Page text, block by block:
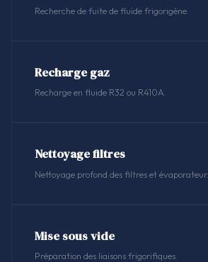
Recherche de fuite de fluide frigorigène.
Recharge gaz
Recharge en fluide R32 ou R410A.
Nettoyage filtres
Nettoyage profond des filtres et évaporateur.
Mise sous vide
Préparation des liaisons frigorifiques.